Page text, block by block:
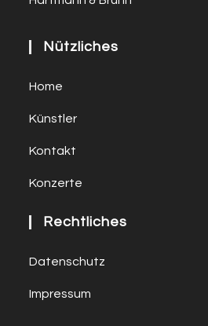
Nützliches
Home
Künstler
Kontakt
Konzerte
Rechtliches
Datenschutz
Impressum